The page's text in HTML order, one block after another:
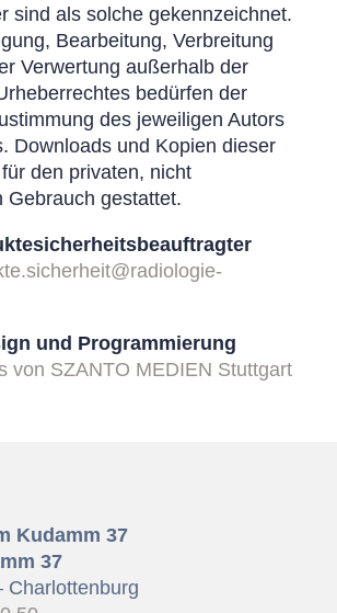
sind als solche gekennzeichnet.
Bearbeitung, Verbreitung
Verwertung außerhalb der
bedürfen der
des jeweiligen Autors
Downloads und Kopien dieser
den privaten, nicht
Gebrauch gestattet.
und Programmierung
von SZANTO MEDIEN Stuttgart
Kudamm 37
37
Charlottenburg